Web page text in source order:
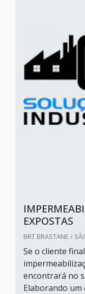
EXPOSTAS
BRT BRASTANE /
Se o cliente
encontrará no
Elaborando